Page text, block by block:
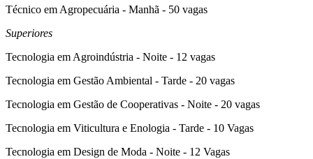
Técnico em Agropecuária - Manhã - 50 vagas
Superiores
Tecnologia em Agroindústria - Noite - 12 vagas
Tecnologia em Gestão Ambiental - Tarde - 20 vagas
Tecnologia em Gestão de Cooperativas - Noite - 20 vagas
Tecnologia em Viticultura e Enologia - Tarde - 10 Vagas
Tecnologia em Design de Moda - Noite - 12 Vagas